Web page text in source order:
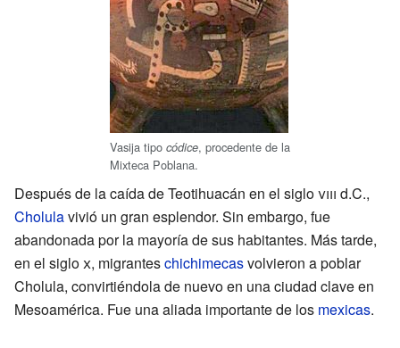
Vasija tipo códice, procedente de la
Mixteca Poblana.
Después de la caída de Teotihuacán en el sigloviii d.C.,
Cholulavivió un gran esplendor. Sin embargo, fue
abandonada por la mayoría de sus habitantes. Más tarde,
en el siglox, migranteschichimecasvolvieron a poblar
Cholula, convirtiéndola de nuevo en una ciudad clave en
Mesoamérica. Fue una aliada importante de los mexicas.